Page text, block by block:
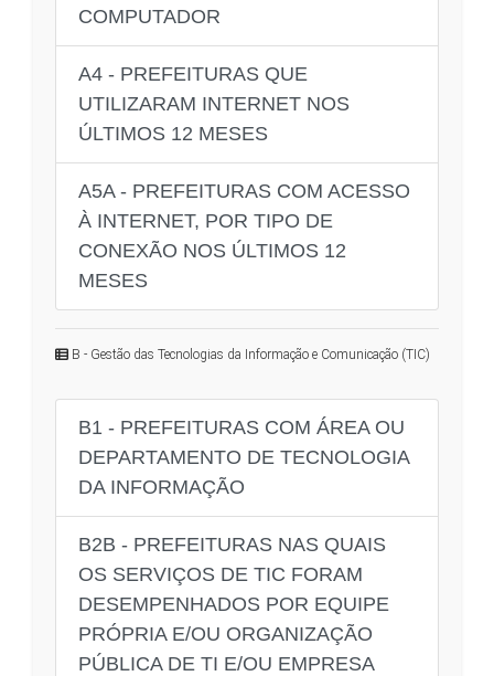
COMPUTADOR
A4 - PREFEITURAS QUE
UTILIZARAM INTERNET NOS
ÚLTIMOS 12 MESES
A5A - PREFEITURAS COM ACESSO
À INTERNET, POR TIPO DE
CONEXÃO NOS ÚLTIMOS 12
MESES
B - Gestão das Tecnologias da Informação e Comunicação (TIC)
B1 - PREFEITURAS COM ÁREA OU
DEPARTAMENTO DE TECNOLOGIA
DA INFORMAÇÃO
B2B - PREFEITURAS NAS QUAIS
OS SERVIÇOS DE TIC FORAM
DESEMPENHADOS POR EQUIPE
PRÓPRIA E/OU ORGANIZAÇÃO
PÚBLICA DE TI E/OU EMPRESA